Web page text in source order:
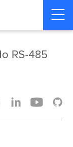
del producto
RS-485
  